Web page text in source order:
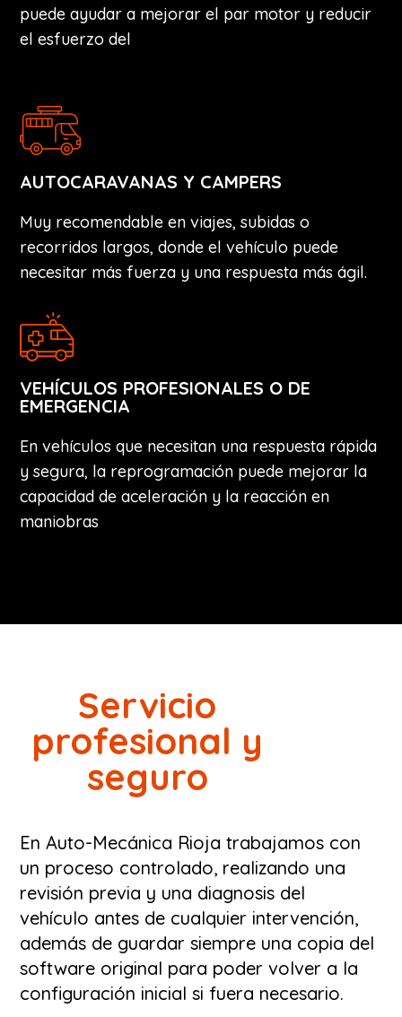
puede ayudar a mejorar el par motor y reducir
el esfuerzo del
AUTOCARAVANAS Y CAMPERS
Muy recomendable en viajes, subidas o
recorridos largos, donde el vehículo puede
necesitar más fuerza y una respuesta más ágil.
VEHÍCULOS PROFESIONALES O DE
EMERGENCIA
En vehículos que necesitan una respuesta rápida
y segura, la reprogramación puede mejorar la
capacidad de aceleración y la reacción en
maniobras
Servicio
profesional y
seguro
En Auto-Mecánica Rioja trabajamos con
un proceso controlado, realizando una
revisión previa y una diagnosis del
vehículo antes de cualquier intervención,
además de guardar siempre una copia del
software original para poder volver a la
configuración inicial si fuera necesario.